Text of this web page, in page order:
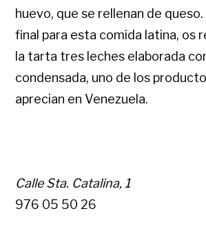
huevo, que se rellenan de
final para esta comida latina, os
la tarta tres leches elaborada
condensada, uno de los
aprecian en Venezuela.
Calle Sta. Catalina, 1
976 05 50 26